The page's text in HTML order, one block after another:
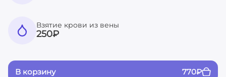
Взятие крови из вены
250₽
В корзину 770₽